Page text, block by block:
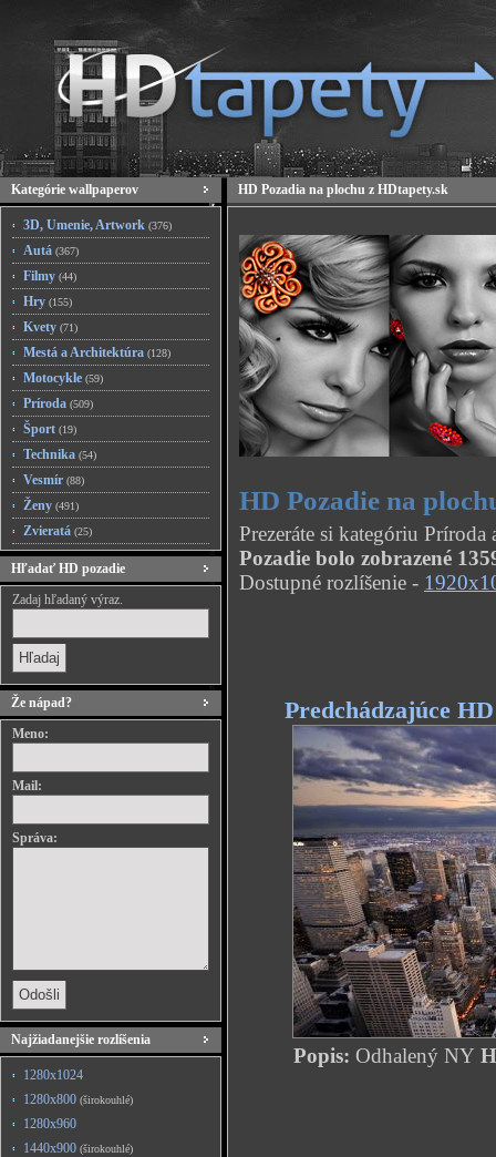
Kategórie wallpaperov
3D, Umenie, Artwork (376)
Autá (367)
Filmy (44)
Hry (155)
Kvety (71)
Mestá a Architektúra (128)
Motocykle (59)
Príroda (509)
Šport (19)
Technika (54)
Vesmír (88)
Ženy (491)
Zvieratá (25)
Hľadať HD pozadie
Zadaj hľadaný výraz.
Že nápad?
Meno:
Mail:
Správa:
Najžiadanejšie rozlíšenia
1280x1024
1280x800 (širokouhlé)
1280x960
1440x900 (širokouhlé)
HD Pozadia na plochu z HDtapety.sk
HD Pozadie na
Prezeráte si kategóriu
Pozadie bolo zobrazené
Dostupné rozlíšenie -
Predchádzajúce
Popis: Odhalený NY